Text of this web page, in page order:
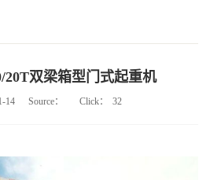
20T双梁箱型门式起重机
14 Source： Click： 32